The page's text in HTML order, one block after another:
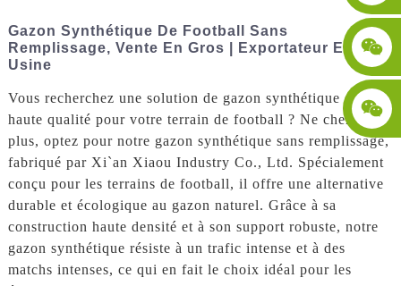
Gazon Synthétique De Football Sans
Remplissage, Vente En Gros | Exportateur Et
Usine
Vous recherchez une solution de gazon synthétique de
haute qualité pour votre terrain de football ? Ne cherchez
plus, optez pour notre gazon synthétique sans remplissage,
fabriqué par Xi`an Xiaou Industry Co., Ltd. Spécialement
conçu pour les terrains de football, il offre une alternative
durable et écologique au gazon naturel. Grâce à sa
construction haute densité et à son support robuste, notre
gazon synthétique résiste à un trafic intense et à des
matchs intenses, ce qui en fait le choix idéal pour les